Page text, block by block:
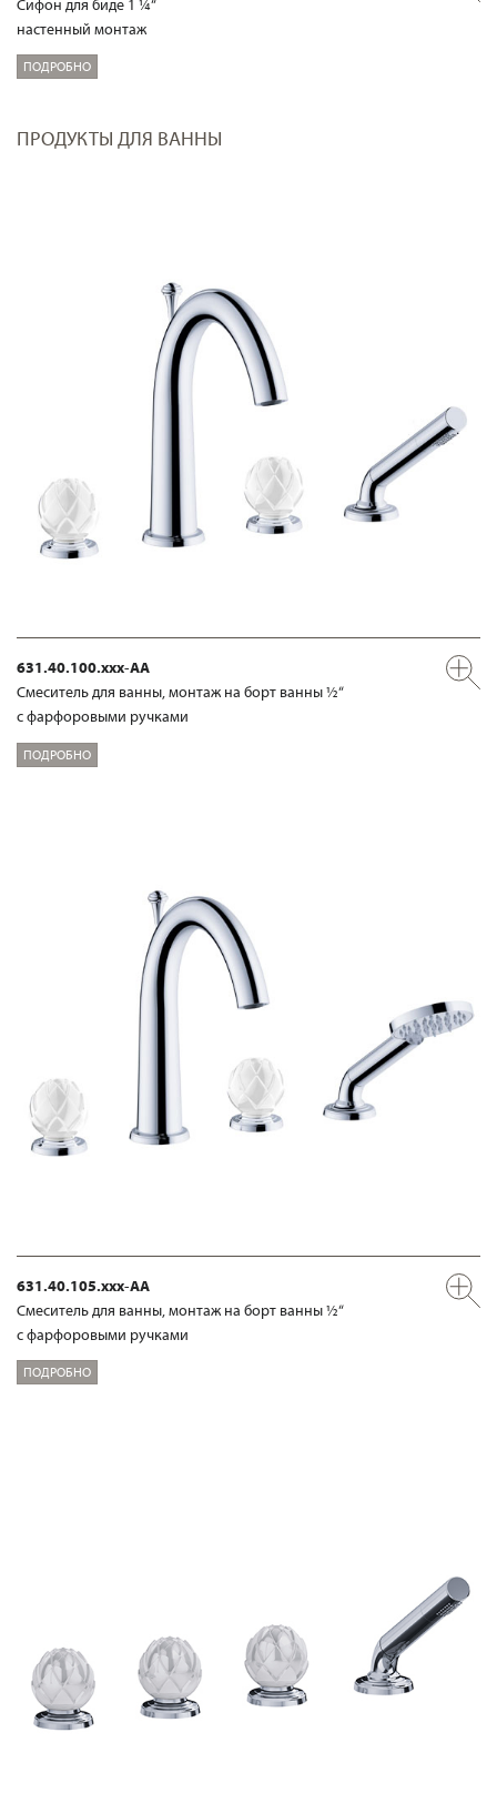
настенный монтаж
ПОДРОБНО
ПРОДУКТЫ ДЛЯ ВАННЫ
631.40.100.xxx-AA
Смеситель для ванны, монтаж на борт ванны ½“
с фарфоровыми ручками
ПОДРОБНО
631.40.105.xxx-AA
Смеситель для ванны, монтаж на борт ванны ½“
с фарфоровыми ручками
ПОДРОБНО